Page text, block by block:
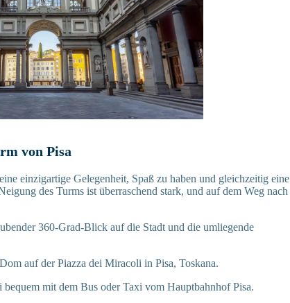
von Pisa
einzigartige Gelegenheit, Spaß zu haben und gleichzeitig eine
des Turms ist überraschend stark, und auf dem Weg nach
360-Grad-Blick auf die Stadt und die umliegende
auf der Piazza dei Miracoli in Pisa, Toskana.
mit dem Bus oder Taxi vom Hauptbahnhof Pisa.